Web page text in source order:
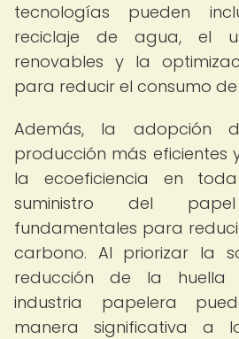
tecnologías pueden
reciclaje de agua, el
renovables y la
para reducir el consumo
Además, la adopción
producción más eficientes
la ecoeficiencia en
suministro del
fundamentales para
carbono. Al priorizar la
reducción de la
industria papelera
manera significativa a